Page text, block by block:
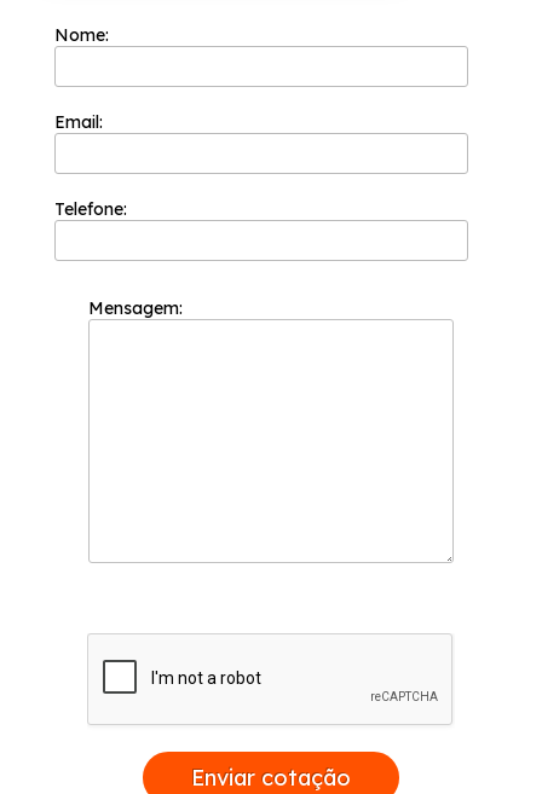
Nome:
Email:
Telefone:
Mensagem:
Enviar cotação